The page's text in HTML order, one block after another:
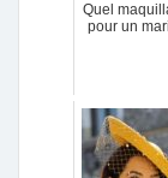
Quel
pour un